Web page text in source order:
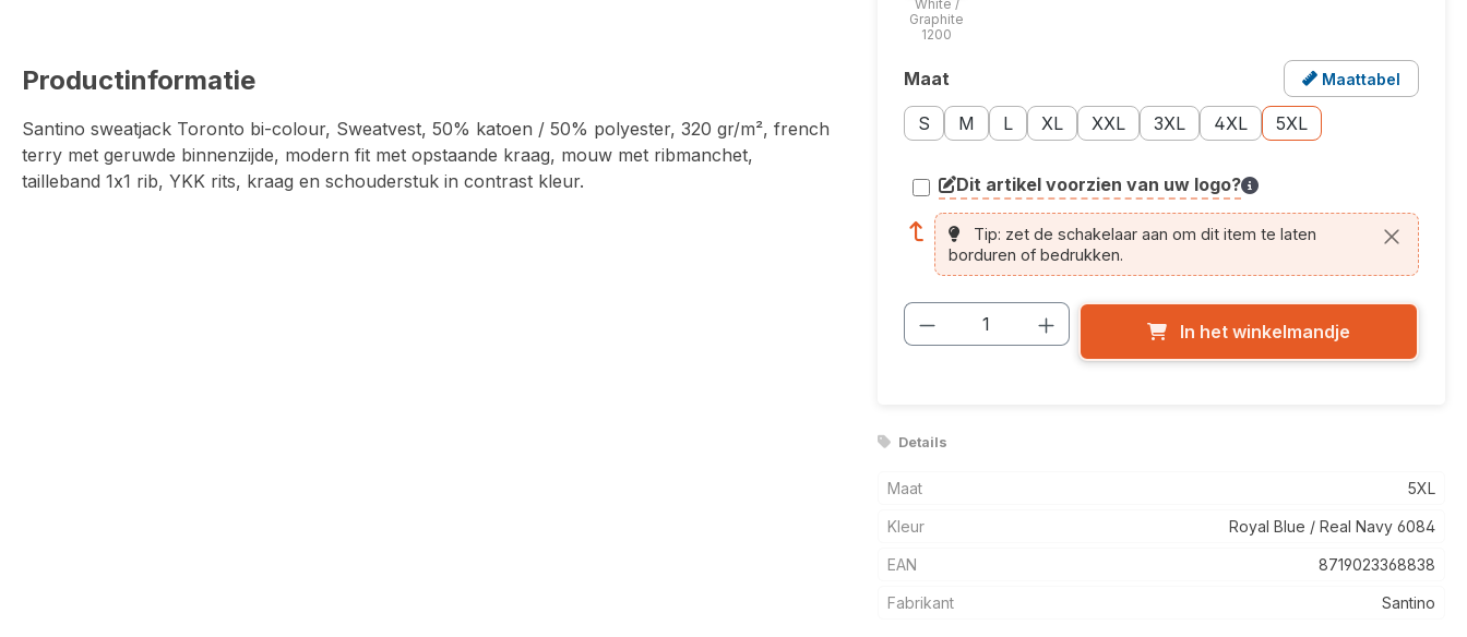
Productinformatie
Santino sweatjack Toronto bi-colour, Sweatvest, 50% katoen / 50% polyester, 320 gr/m², french
terry met geruwde binnenzijde, modern fit met opstaande kraag, mouw met ribmanchet,
tailleband 1x1 rib, YKK rits, kraag en schouderstuk in contrast kleur.
White /
Graphite
1200
Selecteer
Maat Maattabel
Opent een popup met de maattabel voor dit product
S
Maatoptie: S
M
Maatoptie: M
L
Maatoptie: L
XL
Maatoptie: XL
XXL
Maatoptie: XXL
3XL
Maatoptie: 3XL
4XL
Maatoptie: 4XL
5XL
Maatoptie: 5XL
Dit artikel voorzien van uw logo?
article.printing.helptext
Tip: zet de schakelaar aan om dit item te laten
borduren of bedrukken.
Producthoeveelheid: Voer de gewenste
In het winkelmandje
Details
Maat 5XL
Kleur Royal Blue / Real Navy 6084
EAN 8719023368838
Fabrikant Santino